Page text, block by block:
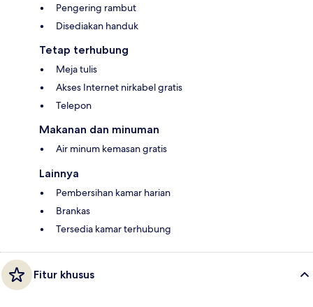
Pengering rambut
Disediakan handuk
Tetap terhubung
Meja tulis
Akses Internet nirkabel gratis
Telepon
Makanan dan minuman
Air minum kemasan gratis
Lainnya
Pembersihan kamar harian
Brankas
Tersedia kamar terhubung
Fitur khusus